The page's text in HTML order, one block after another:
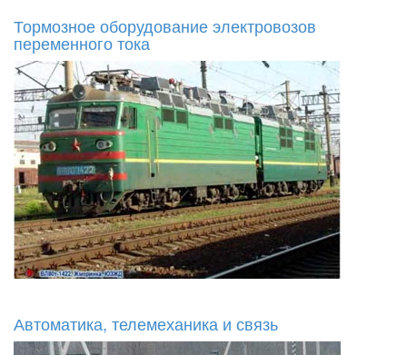
Тормозное оборудование электровозов
переменного тока
Автоматика, телемеханика и связь